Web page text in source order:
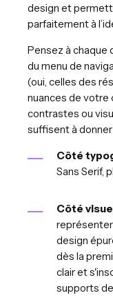
design et
parfaitement à
Pensez à chaque
du menu de
(oui, celles des
nuances de votre
contrastes ou
suffisent à
Côté
Sans Serif,
Côté
design
dès la
clair et
supports